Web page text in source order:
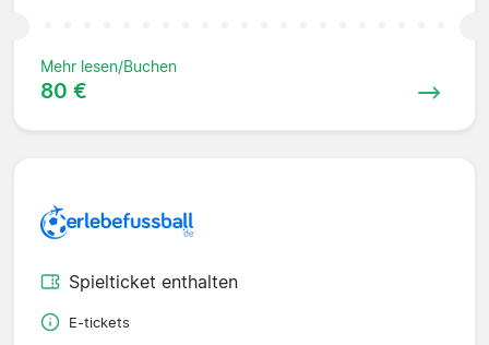
Mehr lesen/Buchen
80 €
Spielticket enthalten
E-tickets